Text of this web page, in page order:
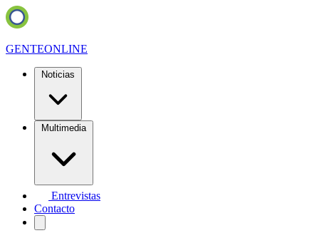
GENTEONLINE
Noticias
Multimedia
Entrevistas
Contacto